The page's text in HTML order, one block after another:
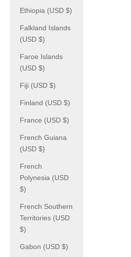
Ethiopia (USD $)
Falkland Islands
(USD $)
Faroe Islands
(USD $)
Fiji (USD $)
Finland (USD $)
France (USD $)
French Guiana
(USD $)
French
Polynesia (USD
$)
French Southern
Territories (USD
$)
Gabon (USD $)